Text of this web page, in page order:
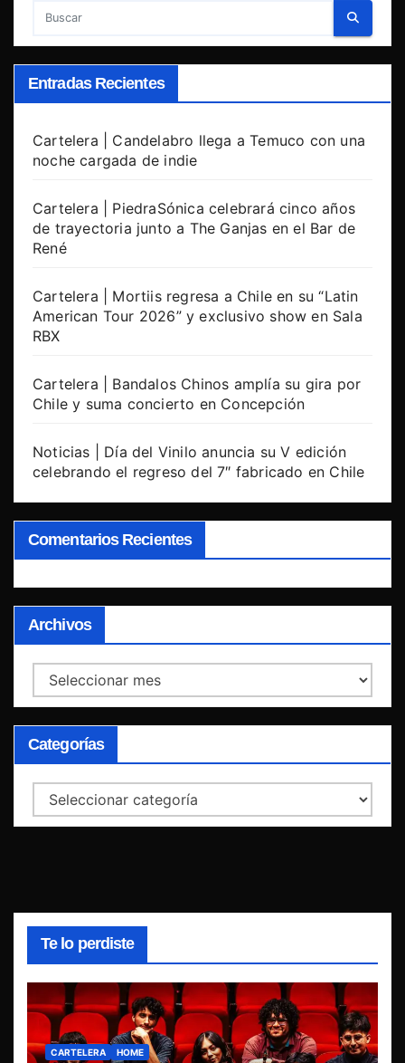
Entradas Recientes
Cartelera | Candelabro llega a Temuco con una
noche cargada de indie
Cartelera | PiedraSónica celebrará cinco años
de trayectoria junto a The Ganjas en el Bar de
René
Cartelera | Mortiis regresa a Chile en su “Latin
American Tour 2026” y exclusivo show en Sala
RBX
Cartelera | Bandalos Chinos amplía su gira por
Chile y suma concierto en Concepción
Noticias | Día del Vinilo anuncia su V edición
celebrando el regreso del 7″ fabricado en Chile
Comentarios Recientes
Archivos
Archivos
Categorías
Categorías
Te lo perdiste
CARTELERA HOME